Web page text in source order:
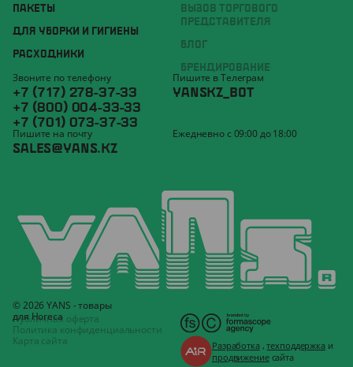
ПАКЕТЫ
ДЛЯ УБОРКИ И ГИГИЕНЫ
РАСХОДНИКИ
ВЫЗОВ ТОРГОВОГО
ПРЕДСТАВИТЕЛЯ
БЛОГ
БРЕНДИРОВАНИЕ
Звоните по телефону
+7 (717) 278-37-33
+7 (800) 004-33-33
+7 (701) 073-37-33
Пишите в Телеграм
YANSKZ_BOT
Пишите на почту
SALES@YANS.KZ
Ежедневно с 09:00 до 18:00
© 2026 YANS - товары
для Horeca
Публичная оферта
Политика конфиденциальности
Карта сайта
Разработка,техподдержка и
продвижениесайта